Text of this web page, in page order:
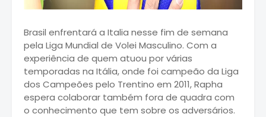
Brasil enfrentará a Italia nesse fim de semana
pela Liga Mundial de Volei Masculino. Com a
experiência de quem atuou por várias
temporadas na Itália, onde foi campeão da Liga
dos Campeões pelo Trentino em 2011, Rapha
espera colaborar também fora de quadra com
o conhecimento que tem sobre os adversários.